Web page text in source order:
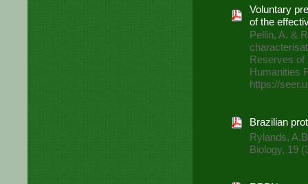
Voluntary
of the
Pellin, A. &
Reserves of
Humanities
https://
Brazilian
Rylands,
Biology, 19